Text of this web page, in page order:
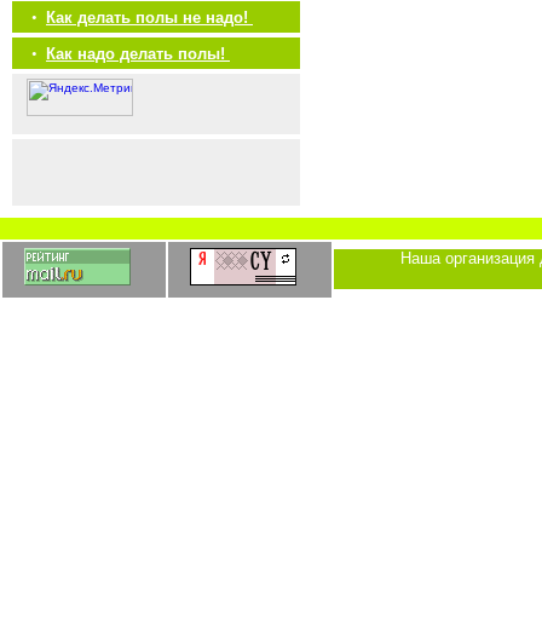
•
Как делать полы не надо!
•
Как надо делать полы!
Наша